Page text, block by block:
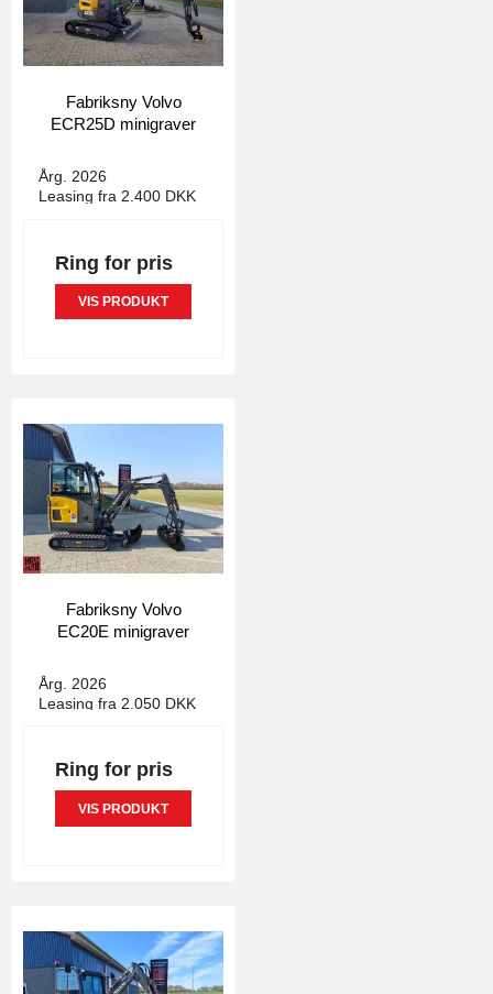
Fabriksny Volvo
ECR25D minigraver
Årg. 2026
Leasing fra 2.400 DKK
Ring for pris
VIS PRODUKT
Fabriksny Volvo
EC20E minigraver
Årg. 2026
Leasing fra 2.050 DKK
Ring for pris
VIS PRODUKT